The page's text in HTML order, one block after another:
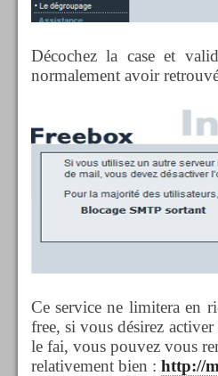
Décochez la case et
normalement avoir
Ce service ne limitera en
free, si vous désirez
le fai, vous pouvez vous
relativement bien : http://